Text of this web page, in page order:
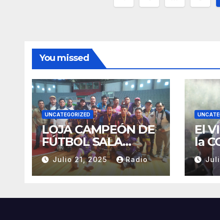
You missed
UNCATEGORIZED
LOJA CAMPEÓN DE
FÚTBOL SALA
MASCULINO
TUNGURAHUA 2025.
Julio 21, 2025 Radio
El
la